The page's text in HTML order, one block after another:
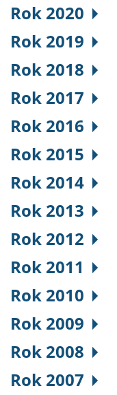
Rok 2020
Rok 2019
Rok 2018
Rok 2017
Rok 2016
Rok 2015
Rok 2014
Rok 2013
Rok 2012
Rok 2011
Rok 2010
Rok 2009
Rok 2008
Rok 2007